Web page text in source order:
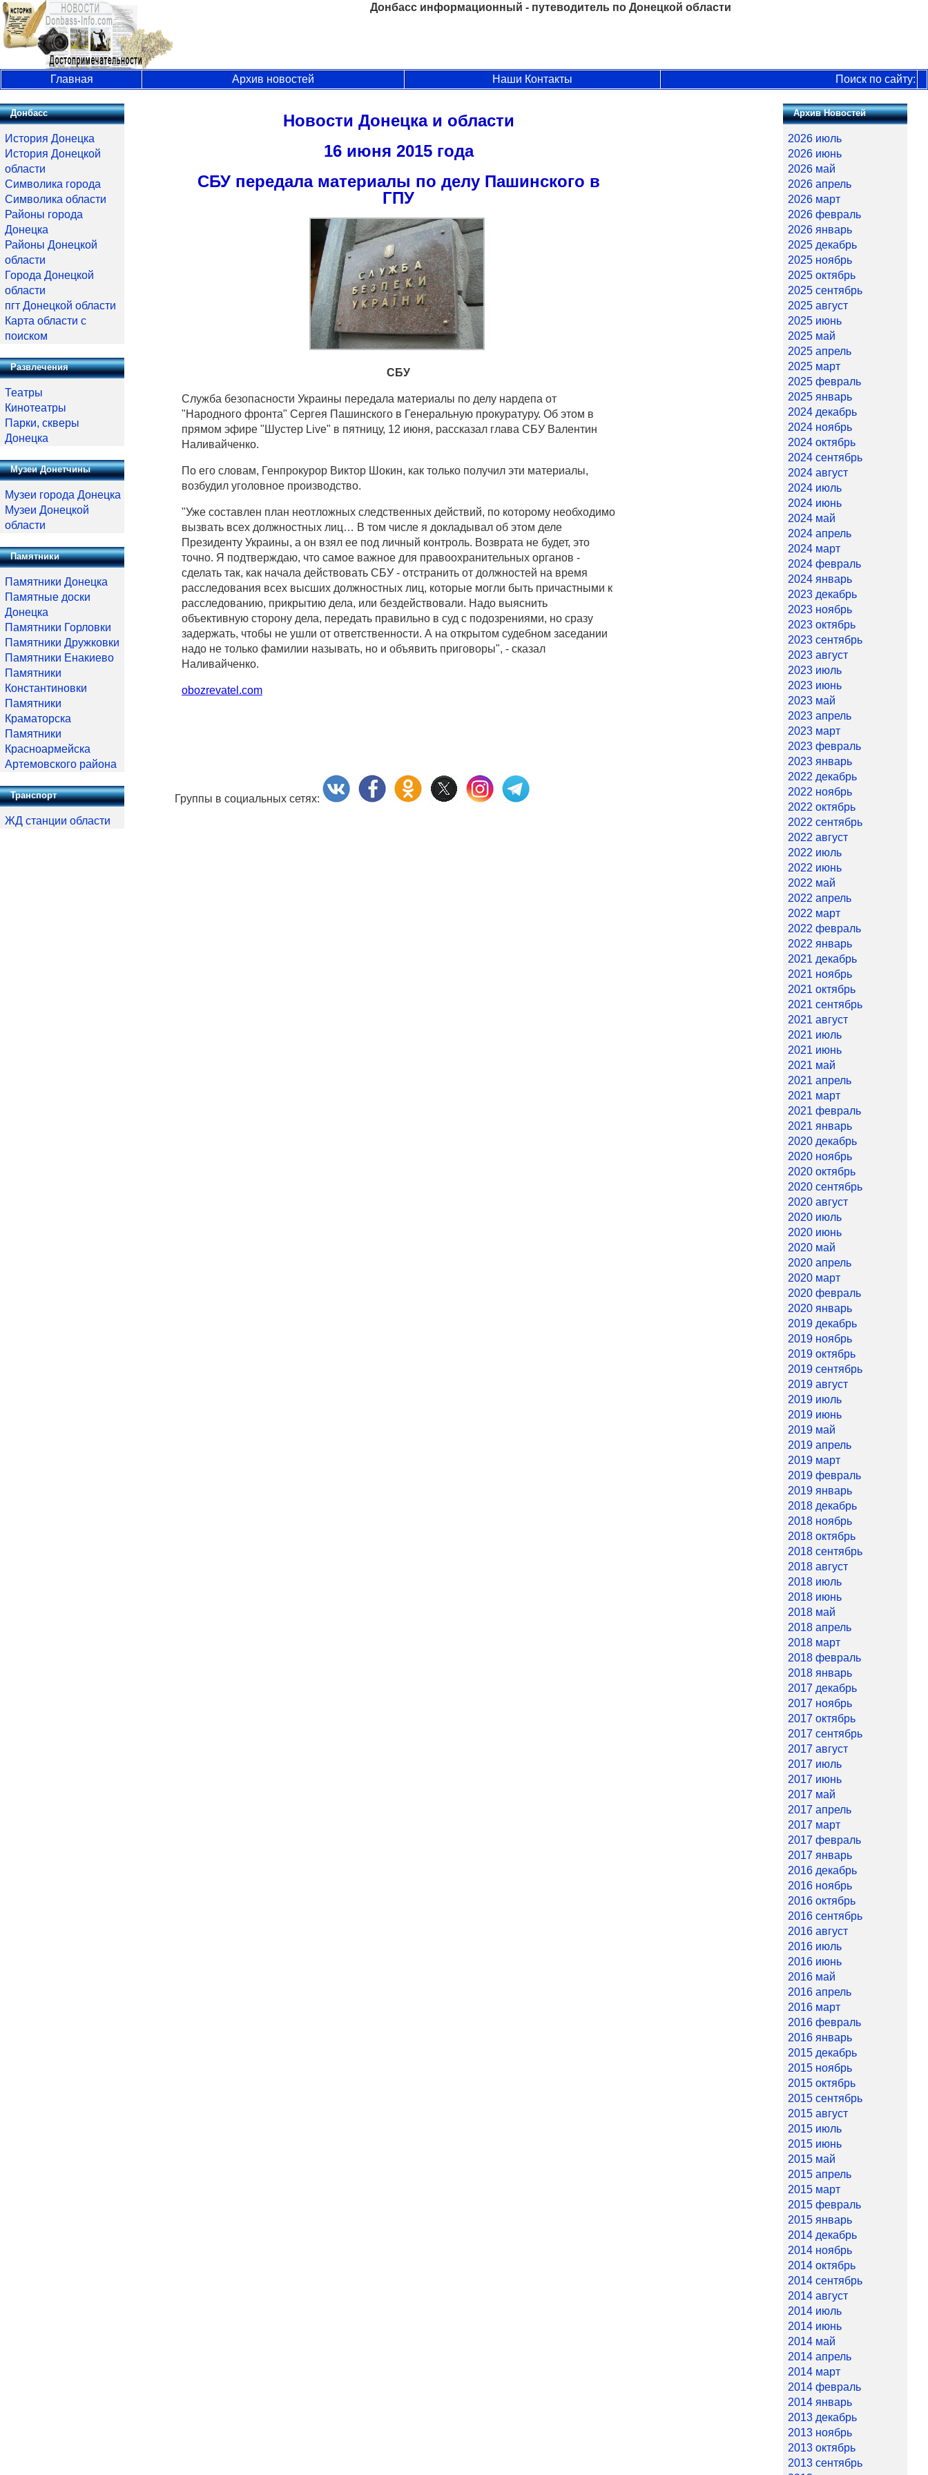
Донбасс информационный - путеводитель по Донецкой области
Главная Архив новостей Наши Контакты Поиск по сайту:
Новости Донецка и области
16 июня 2015 года
СБУ передала материалы по делу Пашинского в
ГПУ
СБУ
Служба безопасности Украины передала материалы по делу нардепа от
"Народного фронта" Сергея Пашинского в Генеральную прокуратуру. Об этом в
прямом эфире "Шустер Live" в пятницу, 12 июня, рассказал глава СБУ Валентин
Наливайченко.
По его словам, Генпрокурор Виктор Шокин, как только получил эти материалы,
возбудил уголовное производство.
"Уже составлен план неотложных следственных действий, по которому необходимо
вызвать всех должностных лиц… В том числе я докладывал об этом деле
Президенту Украины, а он взял ее под личный контроль. Возврата не будет, это
точно. Я подтверждаю, что самое важное для правоохранительных органов -
сделать так, как начала действовать СБУ - отстранить от должностей на время
расследования всех высших должностных лиц, которые могли быть причастными к
расследованию, прикрытию дела, или бездействовали. Надо выяснить
объективную сторону дела, передать правильно в суд с подозрениями, но сразу
задержать, чтобы не ушли от ответственности. А на открытом судебном заседании
надо не только фамилии называть, но и объявить приговоры", - сказал
Наливайченко.
obozrevatel.com
Группы в социальных сетях:
Донбасс
История Донецка
История Донецкой
области
Символика города
Символика области
Районы города
Донецка
Районы Донецкой
области
Города Донецкой
области
пгт Донецкой области
Карта области с
поиском
Развлечения
Театры
Кинотеатры
Парки, скверы
Донецка
Музеи Донетчины
Музеи города Донецка
Музеи Донецкой
области
Памятники
Памятники Донецка
Памятные доски
Донецка
Памятники Горловки
Памятники Дружковки
Памятники Енакиево
Памятники
Константиновки
Памятники
Краматорска
Памятники
Красноармейска
Артемовского района
Транспорт
ЖД станции области
Архив Новостей
2026 июль
2026 июнь
2026 май
2026 апрель
2026 март
2026 февраль
2026 январь
2025 декабрь
2025 ноябрь
2025 октябрь
2025 сентябрь
2025 август
2025 июнь
2025 май
2025 апрель
2025 март
2025 февраль
2025 январь
2024 декабрь
2024 ноябрь
2024 октябрь
2024 сентябрь
2024 август
2024 июль
2024 июнь
2024 май
2024 апрель
2024 март
2024 февраль
2024 январь
2023 декабрь
2023 ноябрь
2023 октябрь
2023 сентябрь
2023 август
2023 июль
2023 июнь
2023 май
2023 апрель
2023 март
2023 февраль
2023 январь
2022 декабрь
2022 ноябрь
2022 октябрь
2022 сентябрь
2022 август
2022 июль
2022 июнь
2022 май
2022 апрель
2022 март
2022 февраль
2022 январь
2021 декабрь
2021 ноябрь
2021 октябрь
2021 сентябрь
2021 август
2021 июль
2021 июнь
2021 май
2021 апрель
2021 март
2021 февраль
2021 январь
2020 декабрь
2020 ноябрь
2020 октябрь
2020 сентябрь
2020 август
2020 июль
2020 июнь
2020 май
2020 апрель
2020 март
2020 февраль
2020 январь
2019 декабрь
2019 ноябрь
2019 октябрь
2019 сентябрь
2019 август
2019 июль
2019 июнь
2019 май
2019 апрель
2019 март
2019 февраль
2019 январь
2018 декабрь
2018 ноябрь
2018 октябрь
2018 сентябрь
2018 август
2018 июль
2018 июнь
2018 май
2018 апрель
2018 март
2018 февраль
2018 январь
2017 декабрь
2017 ноябрь
2017 октябрь
2017 сентябрь
2017 август
2017 июль
2017 июнь
2017 май
2017 апрель
2017 март
2017 февраль
2017 январь
2016 декабрь
2016 ноябрь
2016 октябрь
2016 сентябрь
2016 август
2016 июль
2016 июнь
2016 май
2016 апрель
2016 март
2016 февраль
2016 январь
2015 декабрь
2015 ноябрь
2015 октябрь
2015 сентябрь
2015 август
2015 июль
2015 июнь
2015 май
2015 апрель
2015 март
2015 февраль
2015 январь
2014 декабрь
2014 ноябрь
2014 октябрь
2014 сентябрь
2014 август
2014 июль
2014 июнь
2014 май
2014 апрель
2014 март
2014 февраль
2014 январь
2013 декабрь
2013 ноябрь
2013 октябрь
2013 сентябрь